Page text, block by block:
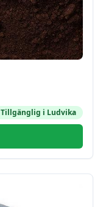
Tillgänglig i Ludvika